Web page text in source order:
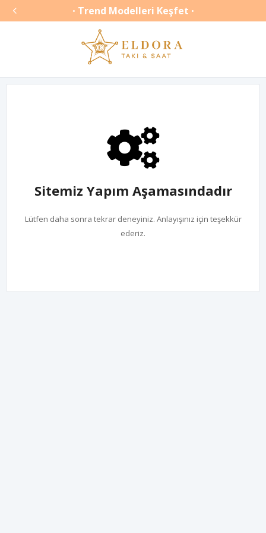
 • Trend Modelleri Keşfet •
Sitemiz Yapım Aşamasındadır
Lütfen daha sonra tekrar deneyiniz. Anlayışınız için teşekkür
ederiz.